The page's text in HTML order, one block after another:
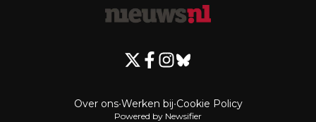
Over ons•Werken bij•Cookie Policy
Powered by Newsifier